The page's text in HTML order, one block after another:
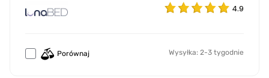
4.9
Porównaj Wysyłka: 2-3 tygodnie